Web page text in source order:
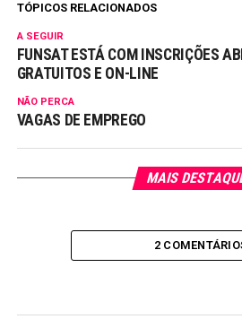
TÓPICOS RELACIONADOS
A SEGUIR
FUNSAT ESTÁ COM INSCRIÇÕES
GRATUITOS E ON-LINE
NÃO PERCA
VAGAS DE EMPREGO
MAIS
2